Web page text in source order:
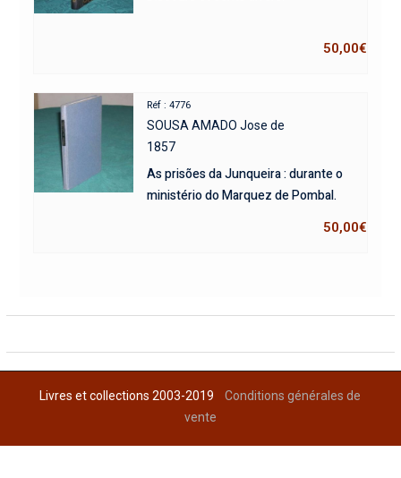
50,00€
Réf : 4776
SOUSA AMADO Jose de
1857
As prisões da Junqueira : durante o
ministério do Marquez de Pombal.
50,00€
Livres et collections 2003-2019Conditions générales de
vente